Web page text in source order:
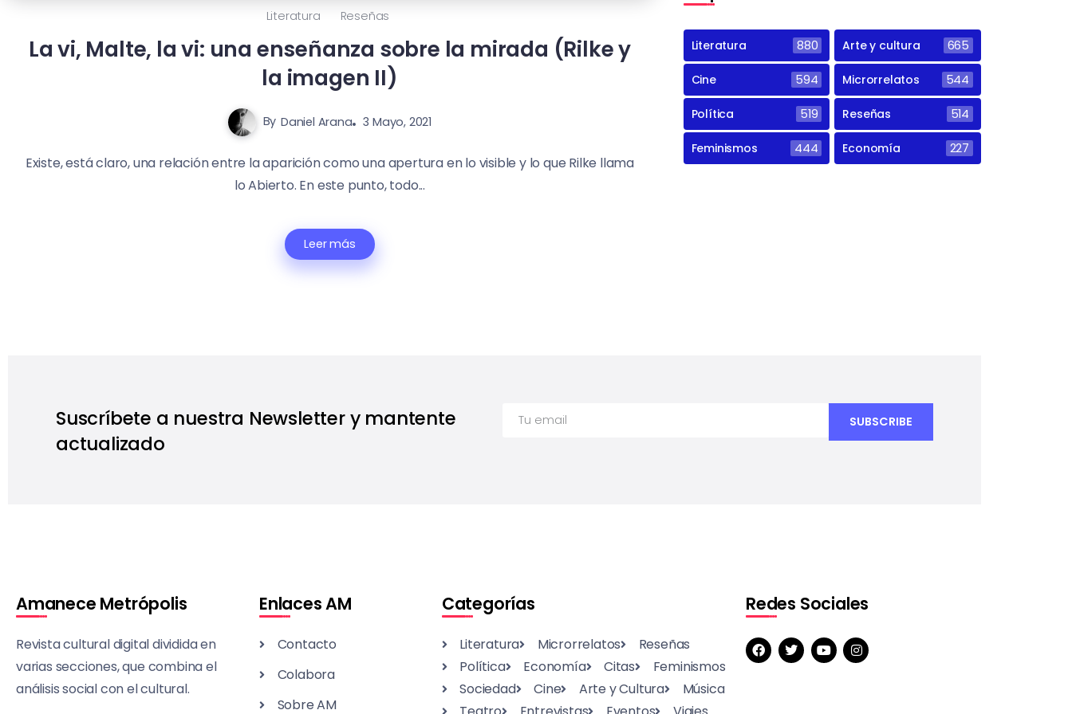
Literatura Reseñas
La vi, Malte, la vi: una enseñanza sobre la mirada (Rilke y
la imagen II)
By Daniel Arana 3 Mayo, 2021
Existe, está claro, una relación entre la aparición como una apertura en lo visible y lo que Rilke llama
lo Abierto. En este punto, todo...
Leer más
Literatura 880 Arte y cultura 665
Cine 594 Microrrelatos 544
Política 519 Reseñas 514
Feminismos 444 Economía 227
Suscríbete a nuestra Newsletter y mantente
actualizado
Amanece Metrópolis
Revista cultural digital dividida en
varias secciones, que combina el
análisis social con el cultural.
Enlaces AM
Contacto
Colabora
Sobre AM
Categorías
Literatura Microrrelatos
Reseñas
Política
Economía Citas
Feminismos
Sociedad
Cine Arte y Cultura
Música
Redes Sociales